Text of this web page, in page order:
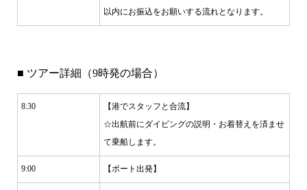
以内にお振込をお願いする流れとなります。
■ ツアー詳細（9時発の場合）
8:30
【港でスタッフと合流】
☆出航前にダイビングの説明・お着替えを済ませ
て乗船します。
9:00 【ボート出発】